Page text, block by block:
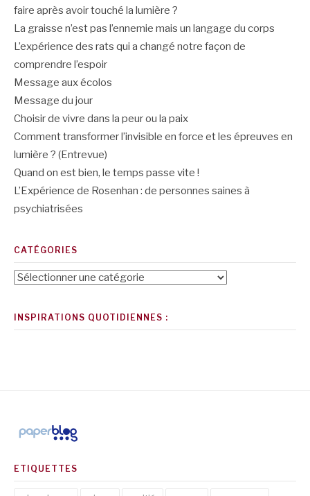
faire après avoir touché la lumière ?
La graisse n’est pas l’ennemie mais un langage du corps
L’expérience des rats qui a changé notre façon de
comprendre l’espoir
Message aux écolos
Message du jour
Choisir de vivre dans la peur ou la paix
Comment transformer l’invisible en force et les épreuves en
lumière ? (Entrevue)
Quand on est bien, le temps passe vite !
L’Expérience de Rosenhan : de personnes saines à
psychiatrisées
CATÉGORIES
Catégories
INSPIRATIONS QUOTIDIENNES :
ETIQUETTES